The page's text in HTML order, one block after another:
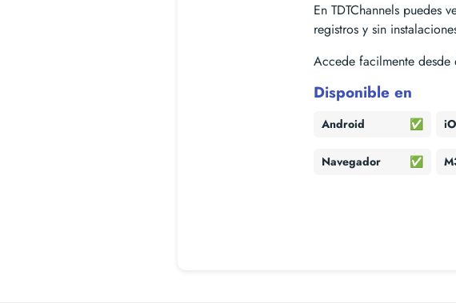
En TDTChannels puedes
registros y sin
Accede facilmente desde
Disponible en
Android ✅
Navegador ✅